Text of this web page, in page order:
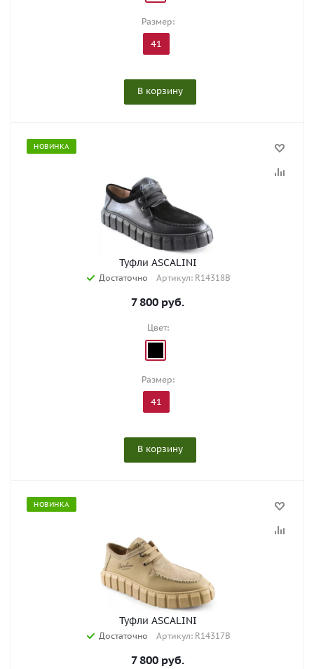
Размер:
41
В корзину
НОВИНКА
Туфли ASCALINI
Достаточно Артикул: R14318B
7 800 руб.
Цвет:
Размер:
41
В корзину
НОВИНКА
Туфли ASCALINI
Достаточно Артикул: R14317B
7 800 руб.